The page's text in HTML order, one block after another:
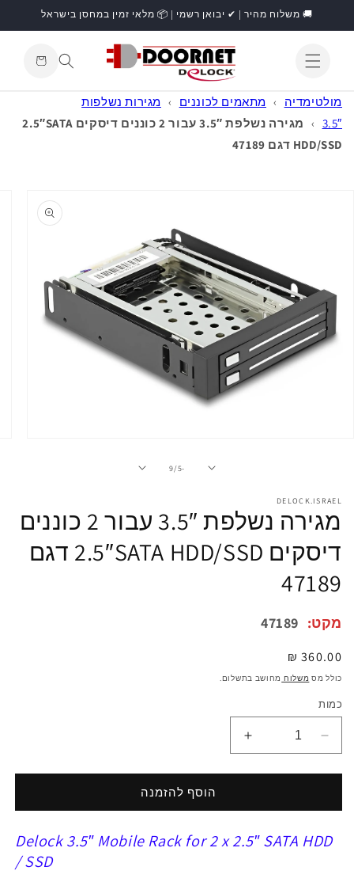
דילוג🚚 משלוח מהיר | ✔ יבואן רשמי | 📦 מלאי זמין במחסן בישראל
התחברות
קניות
מולטימדיה › מתאמים לכוננים › מגירות נשלפות
3.5″
›
מגירה נשלפת 3.5″ עבור 2 כוננים דיסקים 2.5″SATA
HDD/SSD דגם 47189
-5
/
מתוך
9
DELOCK.ISRAEL
מגירה נשלפת 3.5″ עבור 2 כוננים
דיסקים 2.5″SATA HDD/SSD דגם
47189
מקט: 47189
מחיר
רגיל
360.00 ₪
כולל מס משלוח מחושב בתשלום.
כמות
הפחתת
כמות
ל
נשלפת
עבור
הגדלת
כמות
ל
מגירה
נשלפת
עבור
הוסף להזמנה
Delock 3.5″ Mobile Rack for 2 x 2.5″ SATA HDD
/ SSD